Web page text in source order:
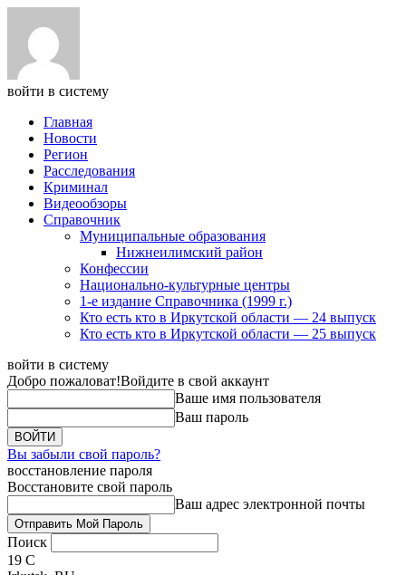
войти в систему
Главная
Новости
Регион
Расследования
Криминал
Видеообзоры
Справочник
Муниципальные образования
Нижнеилимский район
Конфессии
Национально-культурные центры
1-е издание Справочника (1999 г.)
Кто есть кто в Иркутской области — 24 выпуск
Кто есть кто в Иркутской области — 25 выпуск
войти в систему
Добро пожаловат!Войдите в свой аккаунт
Ваше имя пользователя
Ваш пароль
Вы забыли свой пароль?
восстановление пароля
Восстановите свой пароль
Ваш адрес электронной почты
Поиск
19 C